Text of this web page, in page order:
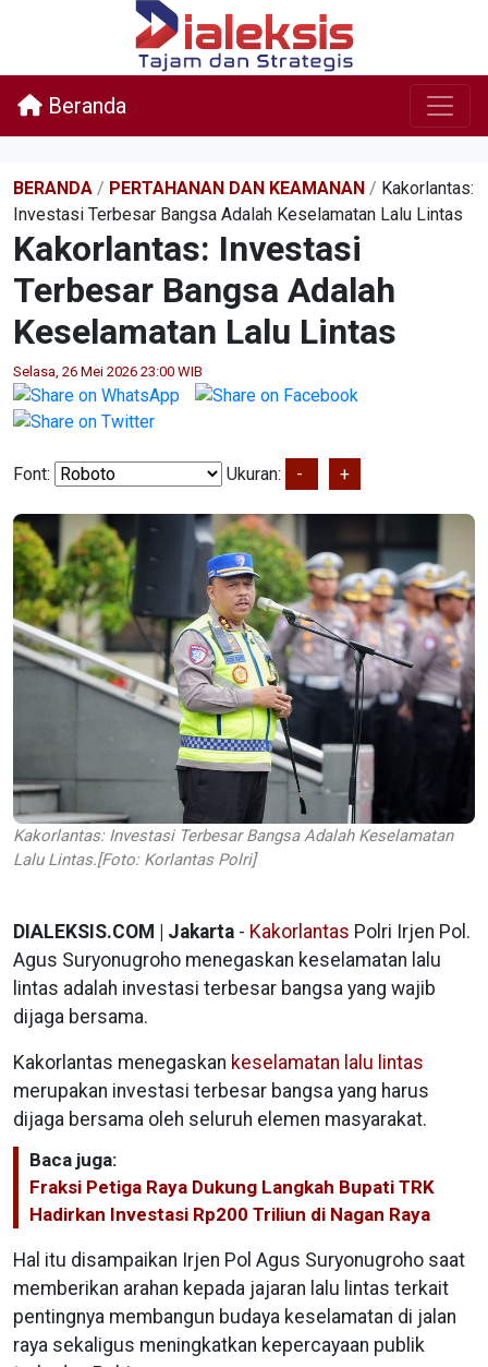
Beranda
BERANDA / PERTAHANAN DAN KEAMANAN / Kakorlantas:
Investasi Terbesar Bangsa Adalah Keselamatan Lalu Lintas
Kakorlantas: Investasi
Terbesar Bangsa Adalah
Keselamatan Lalu Lintas
Selasa, 26 Mei 2026 23:00 WIB
Font: Ukuran: - +
Kakorlantas: Investasi Terbesar Bangsa Adalah Keselamatan
Lalu Lintas.[Foto: Korlantas Polri]
DIALEKSIS.COM | Jakarta - Kakorlantas Polri Irjen Pol.
Agus Suryonugroho menegaskan keselamatan lalu
lintas adalah investasi terbesar bangsa yang wajib
dijaga bersama.
Kakorlantas menegaskan keselamatan lalu lintas
merupakan investasi terbesar bangsa yang harus
dijaga bersama oleh seluruh elemen masyarakat.
Baca juga:
Fraksi Petiga Raya Dukung Langkah Bupati TRK
Hadirkan Investasi Rp200 Triliun di Nagan Raya
Hal itu disampaikan Irjen Pol Agus Suryonugroho saat
memberikan arahan kepada jajaran lalu lintas terkait
pentingnya membangun budaya keselamatan di jalan
raya sekaligus meningkatkan kepercayaan publik